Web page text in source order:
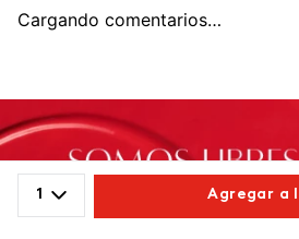
1 Agregar a
Cargando comentarios…